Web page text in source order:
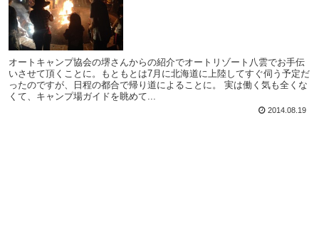
オートキャンプ協会の堺さんからの紹介でオートリゾート八雲でお手伝
いさせて頂くことに。もともとは7月に北海道に上陸してすぐ伺う予定だ
ったのですが、日程の都合で帰り道によることに。 実は働く気も全くな
くて、キャンプ場ガイドを眺めて...
2014.08.19